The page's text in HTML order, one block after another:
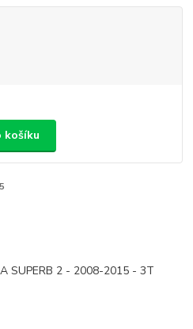
košíku
SUPERB 2 - 2008-2015 - 3T